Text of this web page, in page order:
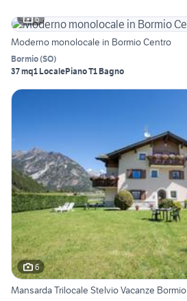
6
Moderno monolocale in Bormio Centro
Bormio(SO)
37 mq1 LocalePiano T1 Bagno
6
Mansarda Trilocale Stelvio Vacanze Bormio